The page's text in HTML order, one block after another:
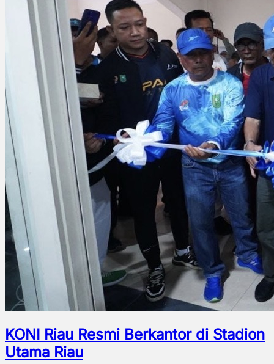
KONI Riau Resmi Berkantor di Stadion
Utama Riau